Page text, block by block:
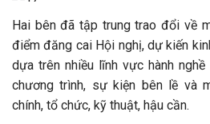
Hai bên đã tập trung trao đổi về
điểm đăng cai Hội nghị, dự kiến
dựa trên nhiều lĩnh vực hành
chương trình, sự kiện bên lề và
chính, tổ chức, kỹ thuật, hậu cần.